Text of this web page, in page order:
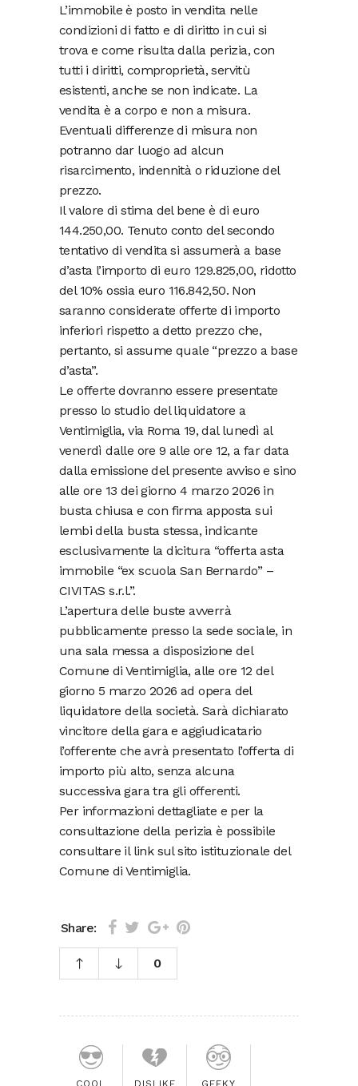
L’immobile è posto in vendita nelle
condizioni di fatto e di diritto in cui si
trova e come risulta dalla perizia, con
tutti i diritti, comproprietà, servitù
esistenti, anche se non indicate. La
vendita è a corpo e non a misura.
Eventuali differenze di misura non
potranno dar luogo ad alcun
risarcimento, indennità o riduzione del
prezzo.
Il valore di stima del bene è di euro
144.250,00. Tenuto conto del secondo
tentativo di vendita si assumerà a base
d’asta l’importo di euro 129.825,00, ridotto
del 10% ossia euro 116.842,50. Non
saranno considerate offerte di importo
inferiori rispetto a detto prezzo che,
pertanto, si assume quale “prezzo a base
d’asta”.
Le offerte dovranno essere presentate
presso lo studio del liquidatore a
Ventimiglia, via Roma 19, dal lunedì al
venerdì dalle ore 9 alle ore 12, a far data
dalla emissione del presente avviso e sino
alle ore 13 dei giorno 4 marzo 2026 in
busta chiusa e con firma apposta sui
lembi della busta stessa, indicante
esclusivamente la dicitura “offerta asta
immobile “ex scuola San Bernardo” –
CIVITAS s.r.l.”.
L’apertura delle buste avverrà
pubblicamente presso la sede sociale, in
una sala messa a disposizione del
Comune di Ventimiglia, alle ore 12 del
giorno 5 marzo 2026 ad opera del
liquidatore della società. Sarà dichiarato
vincitore della gara e aggiudicatario
l’offerente che avrà presentato l’offerta di
importo più alto, senza alcuna
successiva gara tra gli offerenti.
Per informazioni dettagliate e per la
consultazione della perizia è possibile
consultare il link sul sito istituzionale del
Comune di Ventimiglia.
Share:
0
COOL DISLIKE GEEKY